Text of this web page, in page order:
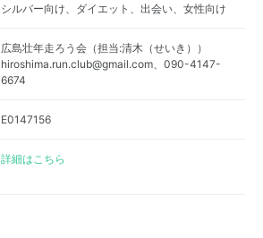
シルバー向け、ダイエット、出会い、女性向け
広島壮年走ろう会（担当:清木（せいき））
hiroshima.run.club@gmail.com、090-4147-
6674
E0147156
詳細はこちら